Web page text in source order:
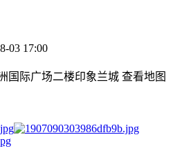
03 17:00
国际广场二楼印象兰城 查看地图